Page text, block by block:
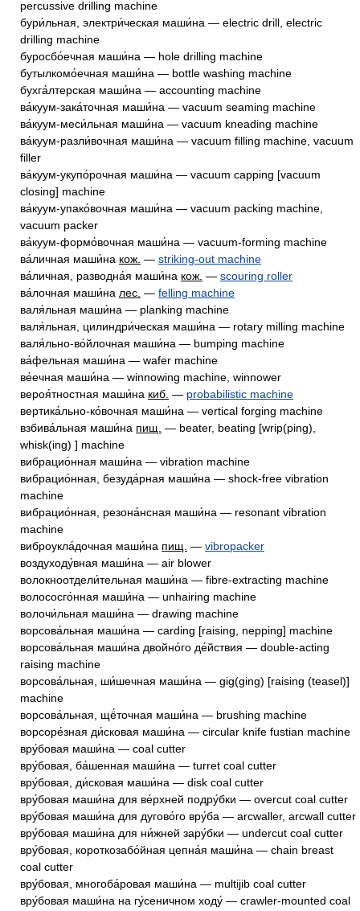
percussive drilling machine
бури́льная, электри́ческая маши́на — electric drill, electric
drilling machine
буросбо́ечная маши́на — hole drilling machine
бутылкомо́ечная маши́на — bottle washing machine
бухга́лтерская маши́на — accounting machine
ва́куум-зака́точная маши́на — vacuum seaming machine
ва́куум-меси́льная маши́на — vacuum kneading machine
ва́куум-разли́вочная маши́на — vacuum filling machine, vacuum
filler
ва́куум-укупо́рочная маши́на — vacuum capping [vacuum
closing] machine
ва́куум-упако́вочная маши́на — vacuum packing machine,
vacuum packer
ва́куум-формо́вочная маши́на — vacuum-forming machine
ва́личная маши́на кож. — striking-out machine
ва́личная, разводна́я маши́на кож. — scouring roller
ва́лочная маши́на лес. — felling machine
валя́льная маши́на — planking machine
валя́льная, цилиндри́ческая маши́на — rotary milling machine
валя́льно-во́йлочная маши́на — bumping machine
ва́фельная маши́на — wafer machine
ве́ечная маши́на — winnowing machine, winnower
вероя́тностная маши́на киб. — probabilistic machine
вертика́льно-ко́вочная маши́на — vertical forging machine
взбива́льная маши́на пищ. — beater, beating [wrip(ping),
whisk(ing) ] machine
вибрацио́нная маши́на — vibration machine
вибрацио́нная, безуда́рная маши́на — shock-free vibration
machine
вибрацио́нная, резона́нсная маши́на — resonant vibration
machine
виброукла́дочная маши́на пищ. — vibropacker
воздуходу́вная маши́на — air blower
волокноотдели́тельная маши́на — fibre-extracting machine
волососго́нная маши́на — unhairing machine
волочи́льная маши́на — drawing machine
ворсова́льная маши́на — carding [raising, nepping] machine
ворсова́льная маши́на двойно́го де́йствия — double-acting
raising machine
ворсова́льная, ши́шечная маши́на — gig(ging) [raising (teasel)]
machine
ворсова́льная, щё́точная маши́на — brushing machine
ворсоре́зная ди́сковая маши́на — circular knife fustian machine
вру́бовая маши́на — coal cutter
вру́бовая, ба́шенная маши́на — turret coal cutter
вру́бовая, ди́сковая маши́на — disk coal cutter
вру́бовая маши́на для ве́рхней подру́бки — overcut coal cutter
вру́бовая маши́на для дугово́го вру́ба — arcwaller, arcwall cutter
вру́бовая маши́на для ни́жней зару́бки — undercut coal cutter
вру́бовая, короткозабо́йная цепна́я маши́на — chain breast
coal cutter
вру́бовая, многоба́ровая маши́на — multijib coal cutter
вру́бовая маши́на на гу́сеничном ходу́ — crawler-mounted coal